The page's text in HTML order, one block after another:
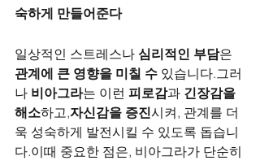
숙하게 만들어준다
일상적인 스트레스나 심리적인 부담은
관계에 큰 영향을 미칠 수 있습니다.그러
나 비아그라는 이런 피로감과 긴장감을
해소하고,자신감을 증진시켜, 관계를 더
욱 성숙하게 발전시킬 수 있도록 돕습니
다.이때 중요한 점은, 비아그라가 단순히